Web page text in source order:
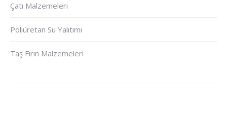
Çatı Malzemeleri
Poliüretan Su Yalıtımı
Taş Fırın Malzemeleri